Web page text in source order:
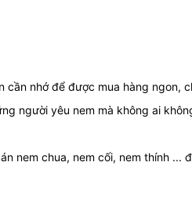
nhớ để được mua hàng ngon,
người yêu nem mà không ai
nem chua, nem cối, nem thính ...